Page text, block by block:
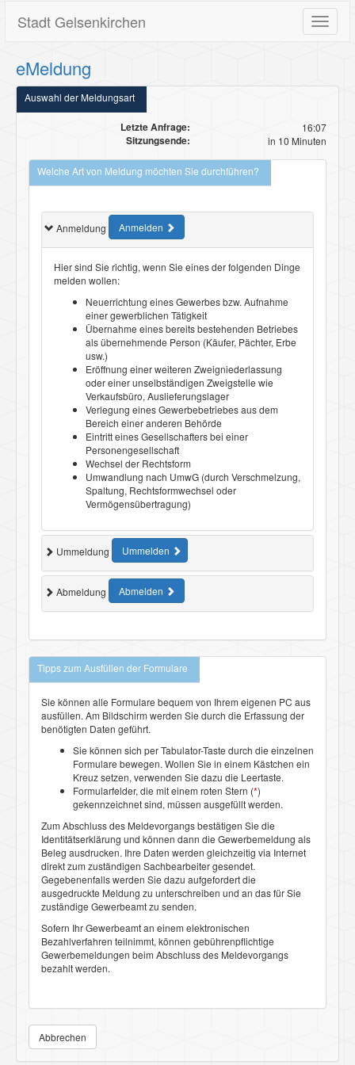
Toggle
Stadt Gelsenkirchen
eMeldung
Auswahl der Meldungsart
Letzte Anfrage: 16:07
Sitzungsende: in 10 Minuten
Welche Art von Meldung möchten Sie durchführen?
Anmeldung Anmelden
Hier sind Sie richtig, wenn Sie eines der folgenden Dinge
melden wollen:
Neuerrichtung eines Gewerbes bzw. Aufnahme
einer gewerblichen Tätigkeit
Übernahme eines bereits bestehenden Betriebes
als übernehmende Person (Käufer, Pächter, Erbe
usw.)
Eröffnung einer weiteren Zweigniederlassung
oder einer unselbständigen Zweigstelle wie
Verkaufsbüro, Auslieferungslager
Verlegung eines Gewerbebetriebes aus dem
Bereich einer anderen Behörde
Eintritt eines Gesellschafters bei einer
Personengesellschaft
Wechsel der Rechtsform
Umwandlung nach UmwG (durch Verschmelzung,
Spaltung, Rechtsformwechsel oder
Vermögensübertragung)
Ummeldung Ummelden
Abmeldung Abmelden
Tipps zum Ausfüllen der Formulare
Sie können alle Formulare bequem von Ihrem eigenen PC aus
ausfüllen. Am Bildschirm werden Sie durch die Erfassung der
benötigten Daten geführt.
Sie können sich per Tabulator-Taste durch die einzelnen
Formulare bewegen. Wollen Sie in einem Kästchen ein
Kreuz setzen, verwenden Sie dazu die Leertaste.
Formularfelder, die mit einem roten Stern (*)
gekennzeichnet sind, müssen ausgefüllt werden.
Zum Abschluss des Meldevorgangs bestätigen Sie die
Identitätserklärung und können dann die Gewerbemeldung als
Beleg ausdrucken. Ihre Daten werden gleichzeitig via Internet
direkt zum zuständigen Sachbearbeiter gesendet.
Gegebenenfalls werden Sie dazu aufgefordert die
ausgedruckte Meldung zu unterschreiben und an das für Sie
zuständige Gewerbeamt zu senden.
Sofern Ihr Gewerbeamt an einem elektronischen
Bezahlverfahren teilnimmt, können gebührenpflichtige
Gewerbemeldungen beim Abschluss des Meldevorgangs
bezahlt werden.